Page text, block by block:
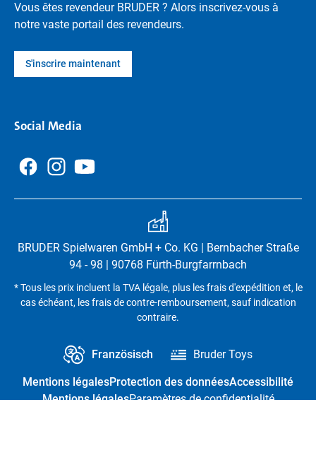
Vous êtes revendeur BRUDER ? Alors inscrivez-vous à
notre vaste portail des revendeurs.
S'inscrire maintenant
Social Media
BRUDER Spielwaren GmbH + Co. KG | Bernbacher Straße
94 - 98 | 90768 Fürth-Burgfarrnbach
* Tous les prix incluent la TVA légale, plus les frais d'expédition et, le
cas échéant, les frais de contre-remboursement, sauf indication
contraire.
Französisch Bruder Toys
Mentions légalesProtection des donnéesAccessibilité
Mentions légalesParamètres de confidentialité